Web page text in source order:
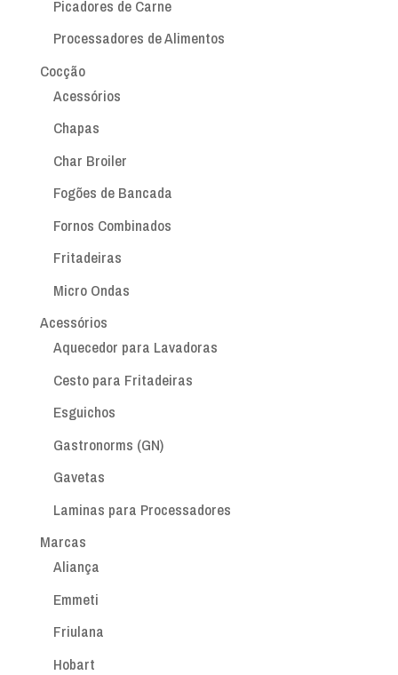
Picadores de Carne
Processadores de Alimentos
Cocção
Acessórios
Chapas
Char Broiler
Fogões de Bancada
Fornos Combinados
Fritadeiras
Micro Ondas
Acessórios
Aquecedor para Lavadoras
Cesto para Fritadeiras
Esguichos
Gastronorms (GN)
Gavetas
Laminas para Processadores
Marcas
Aliança
Emmeti
Friulana
Hobart